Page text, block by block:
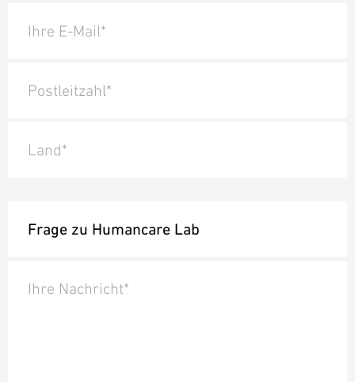
Ihre E-Mail*
Postleitzahl*
Land*
Ihre Nachricht*